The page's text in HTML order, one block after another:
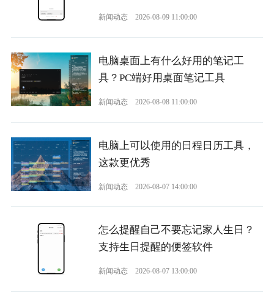
新闻动态 2026-08-09 11:00:00
电脑桌面上有什么好用的笔记工
具？PC端好用桌面笔记工具
新闻动态 2026-08-08 11:00:00
电脑上可以使用的日程日历工具，
这款更优秀
新闻动态 2026-08-07 14:00:00
怎么提醒自己不要忘记家人生日？
支持生日提醒的便签软件
新闻动态 2026-08-07 13:00:00